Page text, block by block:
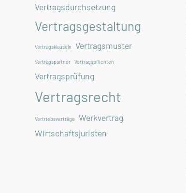
Vertragsdurchsetzung
Vertragsgestaltung
Vertragsklauseln Vertragsmuster
Vertragspartner Vertragspflichten
Vertragsprüfung
Vertragsrecht
Vertriebsverträge
Werkvertrag
Wirtschaftsjuristen